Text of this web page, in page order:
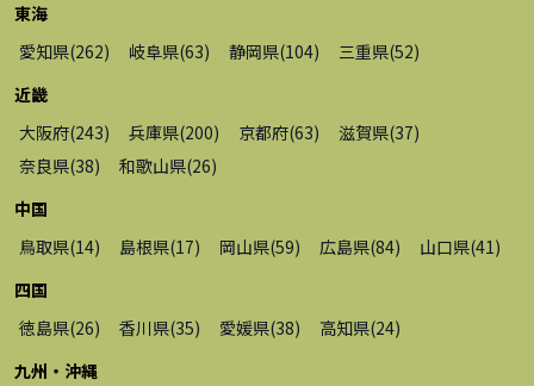
東海
愛知県(262) 岐阜県(63) 静岡県(104) 三重県(52)
近畿
大阪府(243) 兵庫県(200) 京都府(63) 滋賀県(37)
奈良県(38) 和歌山県(26)
中国
鳥取県(14) 島根県(17) 岡山県(59) 広島県(84) 山口県(41)
四国
徳島県(26) 香川県(35) 愛媛県(38) 高知県(24)
九州・沖縄